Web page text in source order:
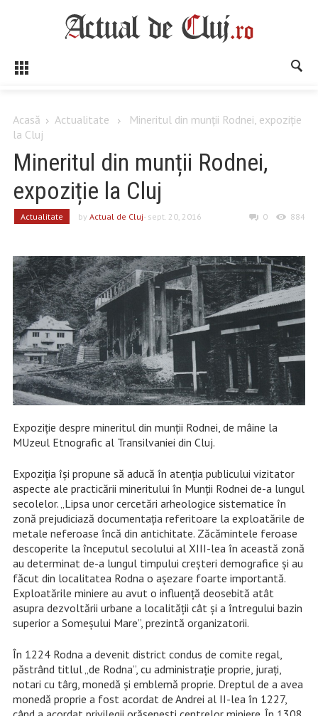
Acasă Actualitate
Mineritul din munții Rodnei, expoziție
la Cluj
Mineritul din munții Rodnei,
expoziție la Cluj
Actualitate by Actual de Cluj- sept. 20, 2016 0 884
Expoziție despre mineritul din munții Rodnei, de mâine la
MUzeul Etnografic al Transilvaniei din Cluj.
Expoziţia îşi propune să aducă în atenţia publicului vizitator
aspecte ale practicării mineritului în Munţii Rodnei de-a lungul
secolelor. „Lipsa unor cercetări arheologice sistematice în
zonă prejudiciază documentaţia referitoare la exploatările de
metale neferoase încă din antichitate. Zăcămintele feroase
descoperite la începutul secolului al XIII-lea în această zonă
au determinat de-a lungul timpului creşteri demografice şi au
făcut din localitatea Rodna o aşezare foarte importantă.
Exploatările miniere au avut o influenţă deosebită atât
asupra dezvoltării urbane a localităţii cât şi a întregului bazin
superior a Someşului Mare”, prezintă organizatorii.
În 1224 Rodna a devenit district condus de comite regal,
păstrând titlul „de Rodna”, cu administraţie proprie, juraţi,
notari cu târg, monedă şi emblemă proprie. Dreptul de a avea
monedă proprie a fost acordat de Andrei al II-lea în 1227,